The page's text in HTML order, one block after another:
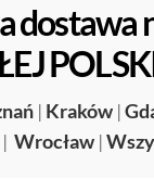
dostawa
| Kraków |
| Wrocław |